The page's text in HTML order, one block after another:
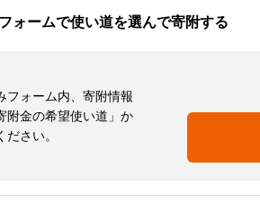
ォームで使い道を選んで寄附する
フォーム内、寄附情報
附金の希望使い道」か
ださい。